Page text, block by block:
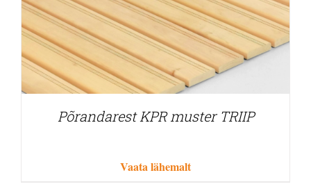
Põrandarest KPR muster TRIIP
Vaata lähemalt